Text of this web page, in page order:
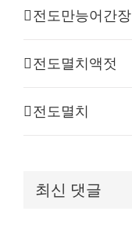
전도만능어간장
전도멸치액젓
전도멸치
최신 댓글